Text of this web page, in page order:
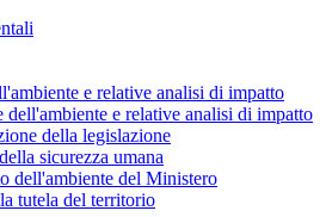
e relative analisi di impatto
dell'ambiente e relative analisi di impatto
della legislazione
sicurezza umana
dell'ambiente del Ministero
tutela del territorio